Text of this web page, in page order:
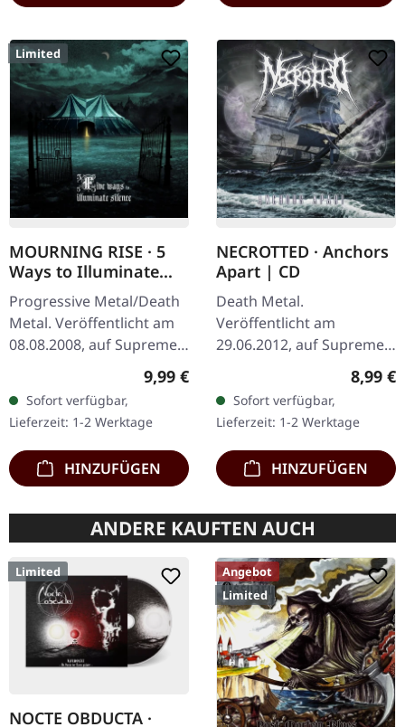
Limited
MOURNING RISE · 5
Ways to Illuminate
Silence | DIGIPAK CD
Progressive Metal/Death
Metal. Veröffentlicht am
08.08.2008, auf Supreme
Chaos Records. Limitierte
CD-Version im DigiPak mit
12-seitgem Booklet.…
Regulärer Preis:
9,99 €
Sofort verfügbar,
Lieferzeit: 1-2 Werktage
HINZUFÜGEN
NECROTTED · Anchors
Apart | CD
Death Metal.
Veröffentlicht am
29.06.2012, auf Supreme
Chaos Records. CD im
Jewelcase mit 8-seitigem
Booklet. Hier gibt es nicht
weniger als modernen…
8,99 €
Sofort verfügbar,
Lieferzeit: 1-2 Werktage
HINZUFÜGEN
ANDERE KAUFTEN AUCH
Limited
NOCTE OBDUCTA ·
Angebot
Limited